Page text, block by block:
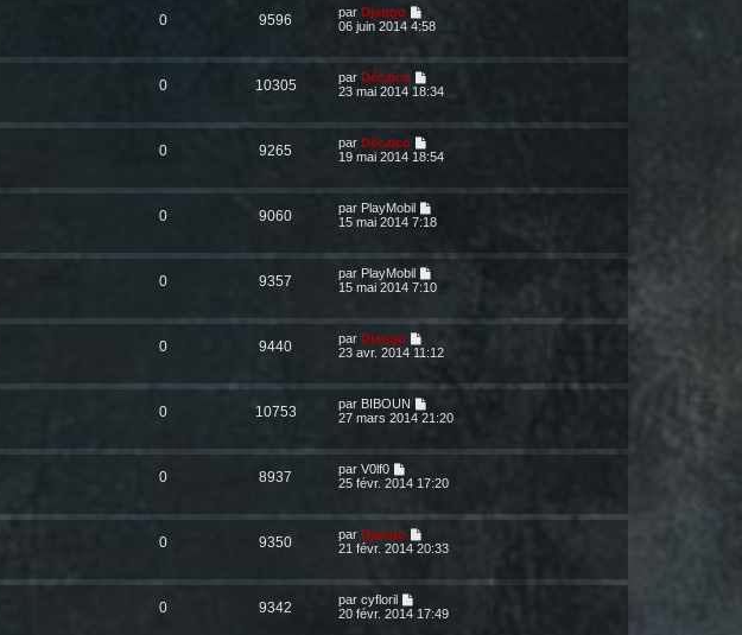
0 9596 par Django
06 juin 2014 4:58
0 10305 par Décalco
23 mai 2014 18:34
0 9265 par Décalco
19 mai 2014 18:54
0 9060 par PlayMobil
15 mai 2014 7:18
0 9357 par PlayMobil
15 mai 2014 7:10
0 9440 par Django
23 avr. 2014 11:12
0 10753 par BIBOUN
27 mars 2014 21:20
0 8937 par V0lf0
25 févr. 2014 17:20
0 9350 par Django
21 févr. 2014 20:33
0 9342 par cyfloril
20 févr. 2014 17:49